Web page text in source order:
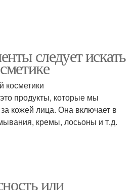
следует искать
косметики
продукты, которые мы
кожей лица. Она включает в
кремы, лосьоны и т.д.
или